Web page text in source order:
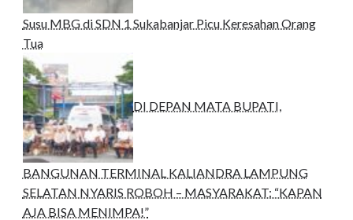
Susu MBG di SDN 1 Sukabanjar Picu Keresahan Orang
Tua
DI DEPAN MATA BUPATI,
BANGUNAN TERMINAL KALIANDRA LAMPUNG
SELATAN NYARIS ROBOH – MASYARAKAT: “KAPAN
AJA BISA MENIMPA!”